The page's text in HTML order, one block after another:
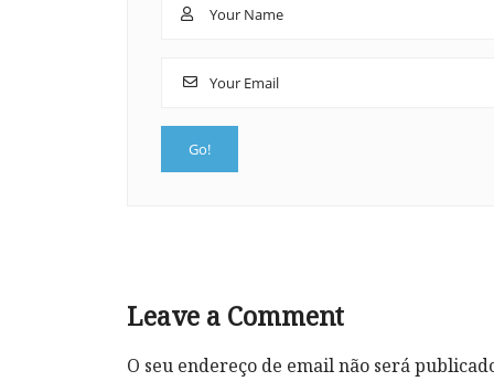
Leave a Comment
O seu endereço de email não será